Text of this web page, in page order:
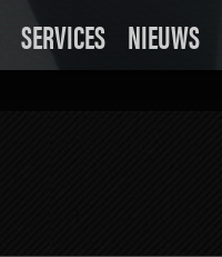
SERVICES NIEUWS